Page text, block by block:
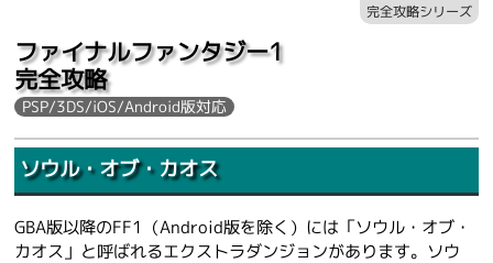
ファイナルファンタジー1
完全攻略
PSP/3DS/iOS/Android版対応
完全攻略シリーズ
ソウル・オブ・カオス
GBA版以降のFF1（Android版を除く）には「ソウル・オブ・
カオス」と呼ばれるエクストラダンジョンがあります。ソウ